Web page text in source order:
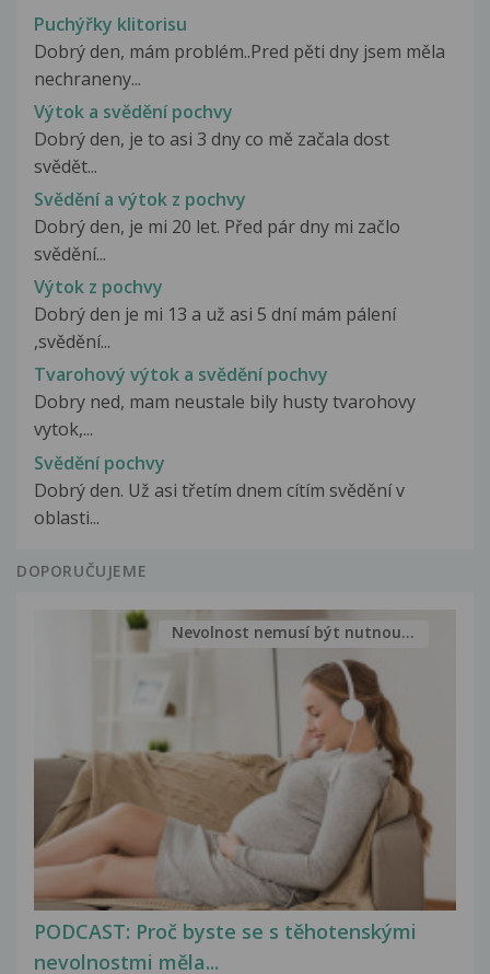
Puchýřky klitorisu
Dobrý den, mám problém..Pred pěti dny jsem měla
nechraneny...
Výtok a svědění pochvy
Dobrý den, je to asi 3 dny co mě začala dost
svědět...
Svědění a výtok z pochvy
Dobrý den, je mi 20 let. Před pár dny mi začlo
svědění...
Výtok z pochvy
Dobrý den je mi 13 a už asi 5 dní mám pálení
,svědění...
Tvarohový výtok a svědění pochvy
Dobry ned, mam neustale bily husty tvarohovy
vytok,...
Svědění pochvy
Dobrý den. Už asi třetím dnem cítím svědění v
oblasti...
DOPORUČUJEME
PODCAST: Proč byste se s těhotenskými
nevolnostmi měla...
Nevolnost nemusí být nutnou...